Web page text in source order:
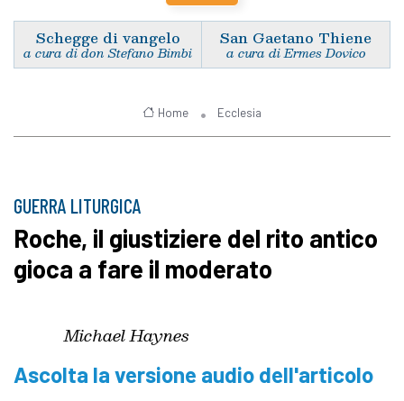
Schegge di vangelo
a cura di don Stefano Bimbi
San Gaetano Thiene
a cura di Ermes Dovico
Home Ecclesia
GUERRA LITURGICA
Roche, il giustiziere del rito antico
gioca a fare il moderato
Michael Haynes
Ascolta la versione audio dell'articolo